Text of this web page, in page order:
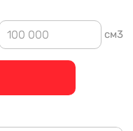
см3